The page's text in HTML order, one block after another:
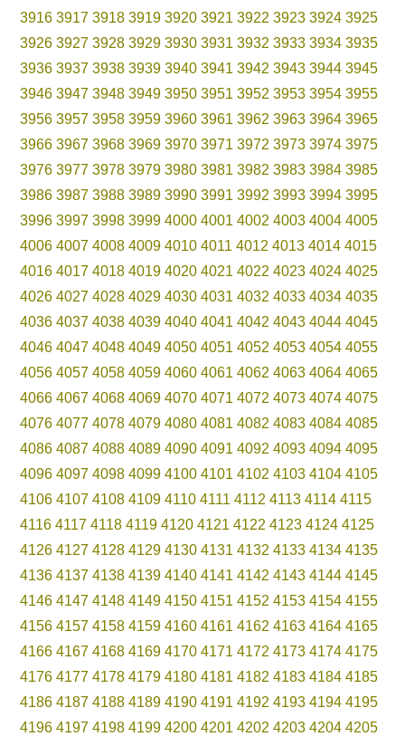
3916 3917 3918 3919 3920 3921 3922 3923 3924 3925
3926 3927 3928 3929 3930 3931 3932 3933 3934 3935
3936 3937 3938 3939 3940 3941 3942 3943 3944 3945
3946 3947 3948 3949 3950 3951 3952 3953 3954 3955
3956 3957 3958 3959 3960 3961 3962 3963 3964 3965
3966 3967 3968 3969 3970 3971 3972 3973 3974 3975
3976 3977 3978 3979 3980 3981 3982 3983 3984 3985
3986 3987 3988 3989 3990 3991 3992 3993 3994 3995
3996 3997 3998 3999 4000 4001 4002 4003 4004 4005
4006 4007 4008 4009 4010 4011 4012 4013 4014 4015
4016 4017 4018 4019 4020 4021 4022 4023 4024 4025
4026 4027 4028 4029 4030 4031 4032 4033 4034 4035
4036 4037 4038 4039 4040 4041 4042 4043 4044 4045
4046 4047 4048 4049 4050 4051 4052 4053 4054 4055
4056 4057 4058 4059 4060 4061 4062 4063 4064 4065
4066 4067 4068 4069 4070 4071 4072 4073 4074 4075
4076 4077 4078 4079 4080 4081 4082 4083 4084 4085
4086 4087 4088 4089 4090 4091 4092 4093 4094 4095
4096 4097 4098 4099 4100 4101 4102 4103 4104 4105
4106 4107 4108 4109 4110 4111 4112 4113 4114 4115
4116 4117 4118 4119 4120 4121 4122 4123 4124 4125
4126 4127 4128 4129 4130 4131 4132 4133 4134 4135
4136 4137 4138 4139 4140 4141 4142 4143 4144 4145
4146 4147 4148 4149 4150 4151 4152 4153 4154 4155
4156 4157 4158 4159 4160 4161 4162 4163 4164 4165
4166 4167 4168 4169 4170 4171 4172 4173 4174 4175
4176 4177 4178 4179 4180 4181 4182 4183 4184 4185
4186 4187 4188 4189 4190 4191 4192 4193 4194 4195
4196 4197 4198 4199 4200 4201 4202 4203 4204 4205